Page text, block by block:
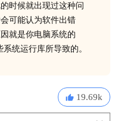
时候就出现过这种问
可能认为软件出错
就是你电脑系统的
统运行库所导致的。
19.69k